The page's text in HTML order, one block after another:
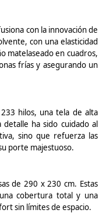
con la innovación de
con una elasticidad
matelaseadoen cuadros,
frías y asegurando un
hilos, una tela de alta
ha sido cuidado al
sino que refuerza las
porte majestuoso.
de 290 x 230 cm. Estas
cobertura total y una
sin límites de espacio.